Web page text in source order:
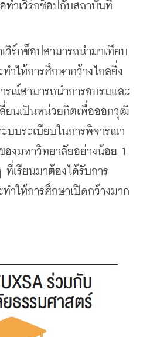
ทำเวิร์กช็อปกับสถาบันที่
ร์กช็อปสามารถนำมาเทียบ
ำให้การศึกษากว้างไกลยิ่ง
รณ์สามารถนำการอบรมและ
ลี่ยนเป็นหน่วยกิตเพื่อออกวุฒิ
บบระเบียบในการพิจารณา
งมหาวิทยาลัยอย่างน้อย 1
เรียนมาต้องได้รับการ
ำให้การศึกษาเปิดกว้างมาก